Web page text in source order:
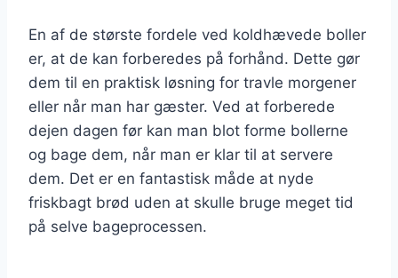
En af de største fordele ved koldhævede boller
er, at de kan forberedes på forhånd. Dette gør
dem til en praktisk løsning for travle morgener
eller når man har gæster. Ved at forberede
dejen dagen før kan man blot forme bollerne
og bage dem, når man er klar til at servere
dem. Det er en fantastisk måde at nyde
friskbagt brød uden at skulle bruge meget tid
på selve bageprocessen.